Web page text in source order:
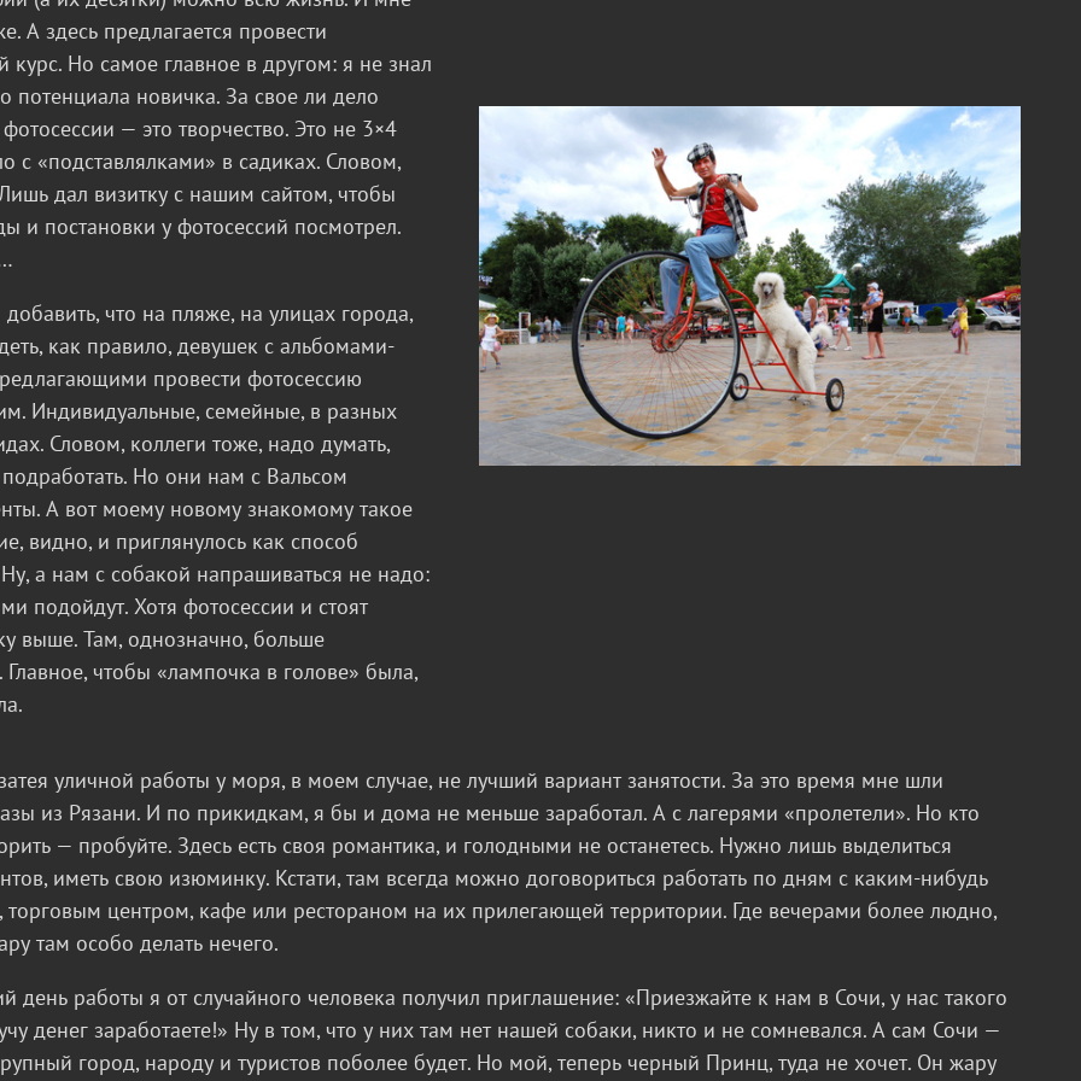
А здесь предлагается провести
курс. Но самое главное в другом: я не знал
потенциала новичка. За свое ли дело
— это творчество. Это не 3×4
с «подставлялками» в садиках. Словом,
дал визитку с нашим сайтом, чтобы
и постановки у фотосессий посмотрел.
что на пляже, на улицах города,
как правило, девушек с альбомами-
провести фотосессию
Индивидуальные, семейные, в разных
Словом, коллеги тоже, надо думать,
Но они нам с Вальсом
А вот моему новому знакомому такое
видно, и приглянулось как способ
а нам с собакой напрашиваться не надо:
подойдут. Хотя фотосессии и стоят
выше. Там, однозначно, больше
Главное, чтобы «лампочка в голове» была,
уличной работы у моря, в моем случае, не лучший вариант занятости. За это время мне шли
из Рязани. И по прикидкам, я бы и дома не меньше заработал. А с лагерями «пролетели». Но кто
— пробуйте. Здесь есть своя романтика, и голодными не останетесь. Нужно лишь выделиться
иметь свою изюминку. Кстати, там всегда можно договориться работать по дням с каким-нибудь
торговым центром, кафе или рестораном на их прилегающей территории. Где вечерами более людно,
там особо делать нечего.
день работы я от случайного человека получил приглашение: «Приезжайте к нам в Сочи, у нас такого
денег заработаете!» Ну в том, что у них там нет нашей собаки, никто и не сомневался. А сам Сочи —
город, народу и туристов поболее будет. Но мой, теперь черный Принц, туда не хочет. Он жару